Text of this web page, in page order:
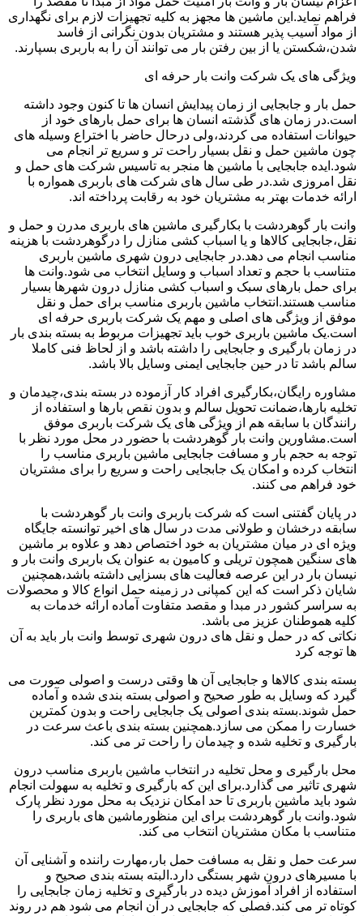
فراهم نماید.این ماشین ها مجهز به کلیه تجهیزات لازم برای نگهداری
از مواد آسیب پذیر هستند و مشتریان بدون نگرانی از فاسد
شدن،شکستن یا از بین رفتن بار می توانند آن را به باربری بسپارند.
ویژگی های یک شرکت وانت بار حرفه ای
حمل بار و جابجایی از زمان پیدایش انسان ها تا کنون وجود داشته
است.در زمان های گذشته انسان ها برای حمل بارهای خود از
حیوانات استفاده می کردند،ولی درحال حاضر با اختراع وسیله های
چون ماشین حمل و نقل بسیار راحت تر و سریع تر انجام می
شود.ایده جابجایی با ماشین ها منجر به تاسیس شرکت های حمل و
نقل امروزی شد.در طی سال های شرکت های باربری همواره با
ارائه خدمات بهتر به مشتریان خود به رقابت پرداخته اند.
وانت بار گوهردشت با بکارگیری ماشین های باربری مدرن و حمل و
نقل،جابجایی کالاها و یا اسباب کشی منازل را درگوهردشت با هزینه
مناسب انجام می دهد.در جابجایی درون شهری ماشین باربری
متناسب با حجم و تعداد اسباب و وسایل انتخاب می شود.وانت ها
برای حمل بارهای سبک و اسباب کشی منازل درون شهرها بسیار
مناسب هستند.انتخاب ماشین باربری مناسب برای حمل و نقل
موفق از ویژگی های اصلی و مهم یک شرکت باربری حرفه ای
است.یک ماشین باربری خوب باید تجهیزات مربوط به بسته بندی بار
در زمان بارگیری و جابجایی را داشته باشد و از لحاظ فنی کاملا
سالم باشد تا در حین جابجایی ایمنی وسایل بالا باشد.
مشاوره رایگان،بکارگیری افراد کار آزموده در بسته بندی،چیدمان و
تخلیه بارها،ضمانت تحویل سالم و بدون نقص بارها و استفاده از
رانندگان با سابقه هم از ویژگی های یک شرکت باربری موفق
است.مشاورین وانت بار گوهردشت با حضور در محل مورد نظر با
توجه به حجم بار و مسافت جابجایی ماشین باربری مناسب را
انتخاب کرده و امکان یک جابجایی راحت و سریع را برای مشتریان
خود فراهم می کنند.
در پایان گفتنی است که شرکت باربری وانت بار گوهردشت با
سابقه درخشان و طولانی مدت در سال های اخیر توانسته جایگاه
ویژه ای در میان مشتریان به خود اختصاص دهد و علاوه بر ماشین
های سنگین همچون تریلی و کامیون به عنوان یک باربری وانت بار و
نیسان بار در این عرصه فعالیت های بسزایی داشته باشد،همچنین
شایان ذکر است که این کمپانی در زمینه حمل انواع کالا و محصولات
به سراسر کشور در مبدا و مقصد متفاوت آماده ارائه خدمات به
کلیه هموطنان عزیز می باشد.
نکاتی که در حمل و نقل های درون شهری توسط وانت بار باید به آن
ها توجه کرد
بسته بندی کالاها و جابجایی آن ها وقتی درست و اصولی صورت می
گیرد که وسایل به طور صحیح و اصولی بسته بندی شده و آماده
حمل شوند.بسته بندی اصولی یک جابجایی راحت و بدون کمترین
خسارت را ممکن می سازد.همچنین بسته بندی باعث سرعت در
بارگیری و تخلیه شده و چیدمان را راحت تر می کند.
محل بارگیری و محل تخلیه در انتخاب ماشین باربری مناسب درون
شهری تاثیر می گذارد.برای این که بارگیری و تخلیه به سهولت انجام
شود باید ماشین باربری تا حد امکان نزدیک به محل مورد نظر پارک
شود.وانت بار گوهردشت برای این منظورماشین های باربری را
متناسب با مکان مشتریان انتخاب می کند.
سرعت حمل و نقل به مسافت حمل بار،مهارت راننده و آشنایی آن
با مسیرهای درون شهر بستگی دارد.البته بسته بندی صحیح و
استفاده از افراد آموزش دیده در بارگیری و تخلیه زمان جابجایی را
کوتاه تر می کند.فصلی که جابجایی در آن انجام می شود هم در روند